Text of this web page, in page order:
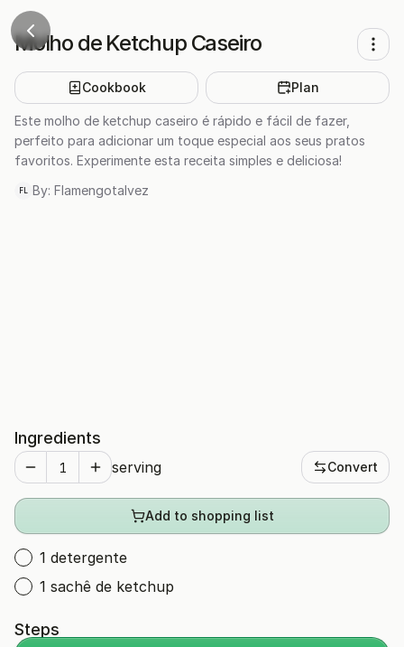
Molho de Ketchup Caseiro
Cookbook Plan
Este molho de ketchup caseiro é rápido e fácil de fazer,
perfeito para adicionar um toque especial aos seus pratos
favoritos. Experimente esta receita simples e deliciosa!
FL By: Flamengotalvez
Ingredients
serving Convert
Add to shopping list
1 detergente
1 sachê de ketchup
Steps